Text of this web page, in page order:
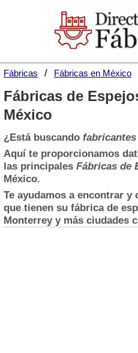
Fábricas Fábricas en México
Fábricas de
México
¿Está buscando
Aquí te proporcionamos
las principales Fábricas de
México.
Te ayudamos a encontrar
que tienen su fábrica de
Monterrey y más ciudades